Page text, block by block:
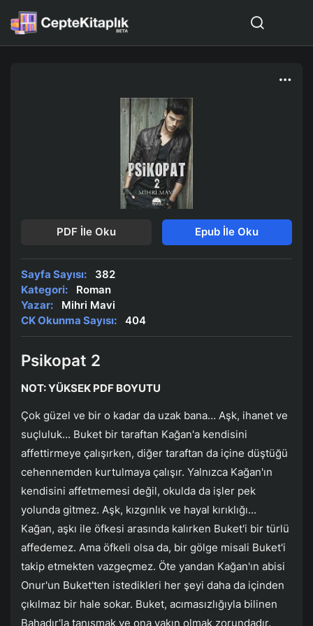
PDF İle Oku Epub İle Oku
Sayfa Sayısı:
382
Kategori:
Roman
Yazar:
Mihri Mavi
CK Okunma Sayısı:
404
Psikopat 2
NOT: YÜKSEK PDF BOYUTU
Çok güzel ve bir o kadar da uzak bana… Aşk, ihanet ve
suçluluk... Buket bir taraftan Kağan'a kendisini
affettirmeye çalışırken, diğer taraftan da içine düştüğü
cehennemden kurtulmaya çalışır. Yalnızca Kağan'ın
kendisini affetmemesi değil, okulda da işler pek
yolunda gitmez. Aşk, kızgınlık ve hayal kırıklığı...
Kağan, aşkı ile öfkesi arasında kalırken Buket'i bir türlü
affedemez. Ama öfkeli olsa da, bir gölge misali Buket'i
takip etmekten vazgeçmez. Öte yandan Kağan'ın abisi
Onur'un Buket'ten istedikleri her şeyi daha da içinden
çıkılmaz bir hale sokar. Buket, acımasızlığıyla bilinen
Bahadır'la tanışmak ve ona yakın olmak zorundadır.